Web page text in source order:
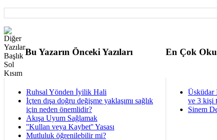
Bu Yazarın Önceki Yazıları En Çok
Ruhsal Yönden İyilik Hali
İçten dışa doğru değişme yaklaşımı sağlık
için neden önemlidir?
Akışa Uyum Sağlamak
''Kullan veya Kaybet'' Yasası
Mutluluk öğrenilebilir mi?
Üsküdar
ve 3 kişi
Sinem